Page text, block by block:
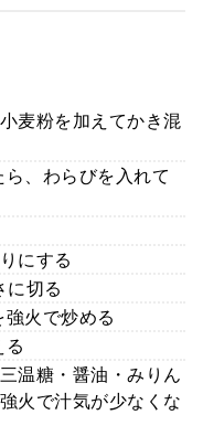
麦粉を加えてかき混
、わらびを入れて
にする
切る
火で炒める
温糖・醤油・みりん
火で汁気が少なくな